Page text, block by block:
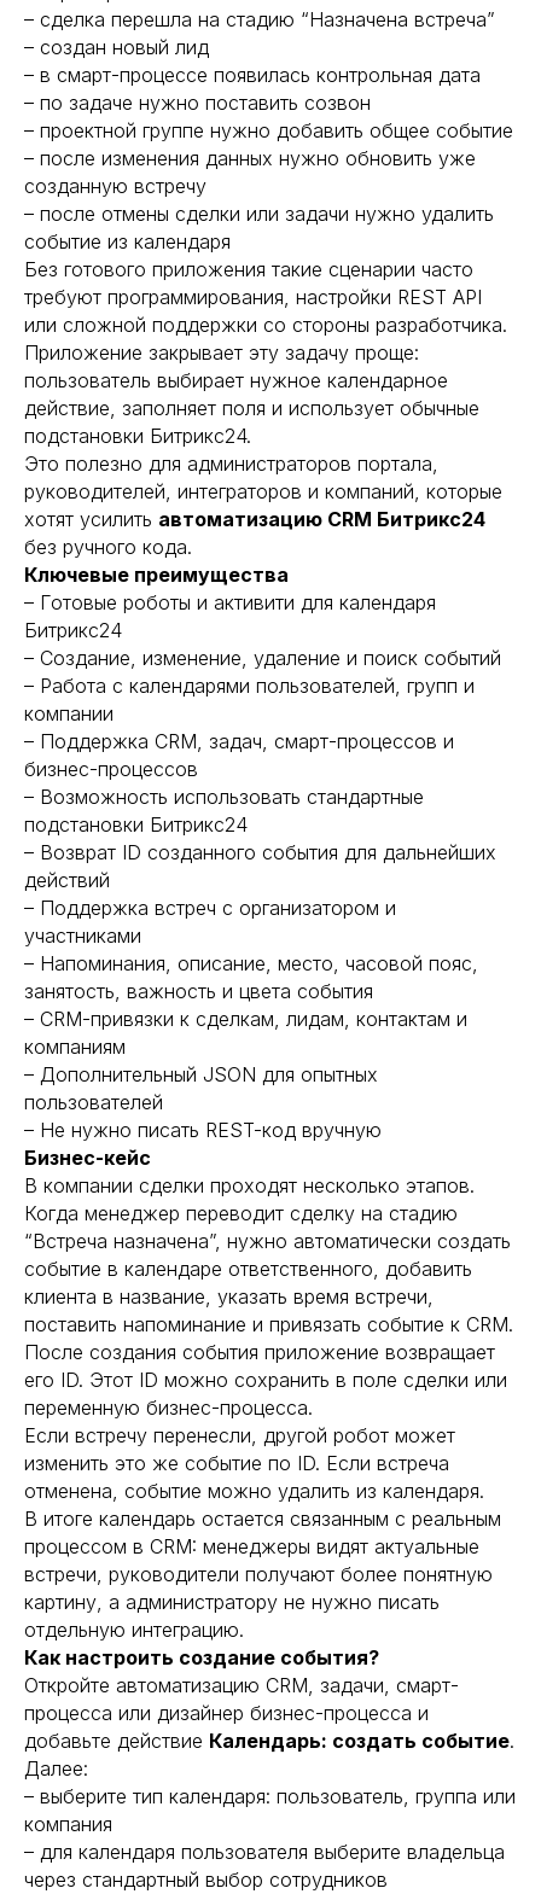
– сделка перешла на стадию “Назначена встреча”
– создан новый лид
– в смарт-процессе появилась контрольная дата
– по задаче нужно поставить созвон
– проектной группе нужно добавить общее событие
– после изменения данных нужно обновить уже
созданную встречу
– после отмены сделки или задачи нужно удалить
событие из календаря
Без готового приложения такие сценарии часто
требуют программирования, настройки REST API
или сложной поддержки со стороны разработчика.
Приложение закрывает эту задачу проще:
пользователь выбирает нужное календарное
действие, заполняет поля и использует обычные
подстановки Битрикс24.
Это полезно для администраторов портала,
руководителей, интеграторов и компаний, которые
хотят усилить автоматизацию CRM Битрикс24
без ручного кода.
Ключевые преимущества
– Готовые роботы и активити для календаря
Битрикс24
– Создание, изменение, удаление и поиск событий
– Работа с календарями пользователей, групп и
компании
– Поддержка CRM, задач, смарт-процессов и
бизнес-процессов
– Возможность использовать стандартные
подстановки Битрикс24
– Возврат ID созданного события для дальнейших
действий
– Поддержка встреч с организатором и
участниками
– Напоминания, описание, место, часовой пояс,
занятость, важность и цвета события
– CRM-привязки к сделкам, лидам, контактам и
компаниям
– Дополнительный JSON для опытных
пользователей
– Не нужно писать REST-код вручную
Бизнес-кейс
В компании сделки проходят несколько этапов.
Когда менеджер переводит сделку на стадию
“Встреча назначена”, нужно автоматически создать
событие в календаре ответственного, добавить
клиента в название, указать время встречи,
поставить напоминание и привязать событие к CRM.
После создания события приложение возвращает
его ID. Этот ID можно сохранить в поле сделки или
переменную бизнес-процесса.
Если встречу перенесли, другой робот может
изменить это же событие по ID. Если встреча
отменена, событие можно удалить из календаря.
В итоге календарь остается связанным с реальным
процессом в CRM: менеджеры видят актуальные
встречи, руководители получают более понятную
картину, а администратору не нужно писать
отдельную интеграцию.
Как настроить создание события?
Откройте автоматизацию CRM, задачи, смарт-
процесса или дизайнер бизнес-процесса и
добавьте действие Календарь: создать событие.
Далее:
– выберите тип календаря: пользователь, группа или
компания
– для календаря пользователя выберите владельца
через стандартный выбор сотрудников